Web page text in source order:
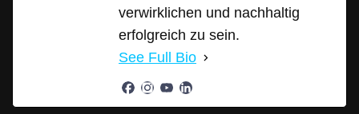
verwirklichen und nachhaltig
erfolgreich zu sein.
See Full Bio